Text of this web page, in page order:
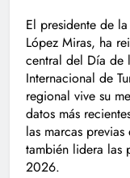
El presidente de
López Miras, ha
central del Día de
Internacional de
regional vive su
datos más
las marcas
también lidera las
2026.